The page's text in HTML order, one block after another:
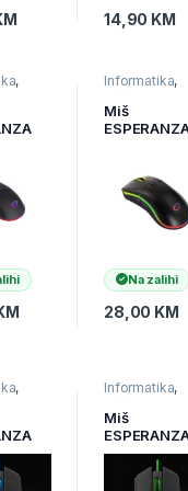
14,90 KM
,
Informatika,
Računarska
periferija
Miš
MOUSE
SNIPER
EGM502
Na zalihi
28,00 KM
,
6D
Informatika,
Računarska
periferija
Miš
GAMING
FIGHTER 6D